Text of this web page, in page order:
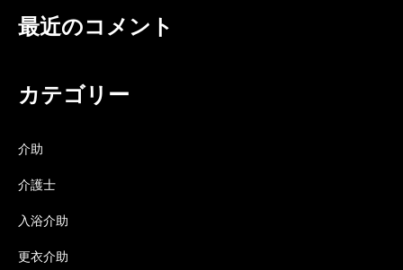
最近のコメント
カテゴリー
介助
介護士
入浴介助
更衣介助